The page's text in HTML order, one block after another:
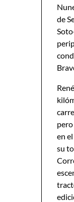
de
en
su